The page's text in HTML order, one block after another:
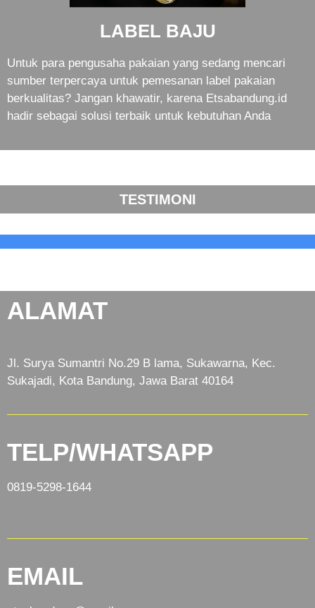
LABEL BAJU
Untuk para pengusaha pakaian yang sedang mencari
sumber terpercaya untuk pemesanan label pakaian
berkualitas? Jangan khawatir, karena Etsabandung.id
hadir sebagai solusi terbaik untuk kebutuhan Anda
TESTIMONI
ALAMAT
Jl. Surya Sumantri No.29 B lama, Sukawarna, Kec.
Sukajadi, Kota Bandung, Jawa Barat 40164
TELP/WHATSAPP
0819-5298-1644
EMAIL